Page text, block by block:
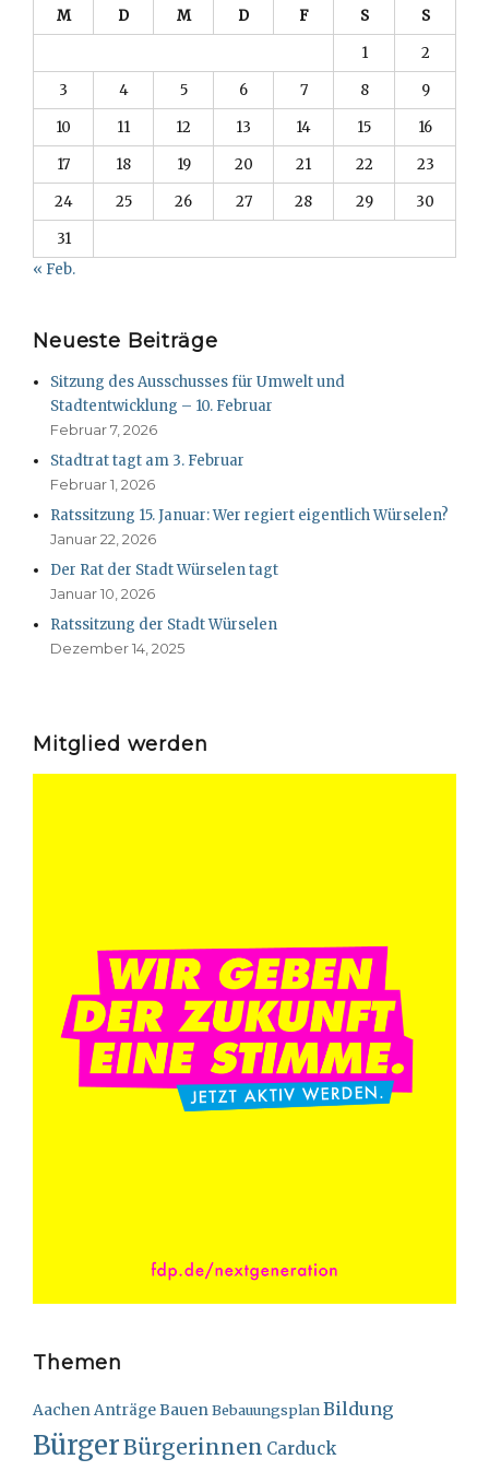
M D M D F S
S
1
2
3
4 5 6 7 8
9
10
11 12 13 14 15
16
17
18 19 20 21 22
23
24
25 26 27 28 29
30
31
« Feb.
Neueste Beiträge
Sitzung des Ausschusses für Umwelt und
Stadtentwicklung – 10. Februar
Februar 7, 2026
Stadtrat tagt am 3. Februar
Februar 1, 2026
Ratssitzung 15. Januar: Wer regiert eigentlich Würselen?
Januar 22, 2026
Der Rat der Stadt Würselen tagt
Januar 10, 2026
Ratssitzung der Stadt Würselen
Dezember 14, 2025
Mitglied werden
Themen
AachenAnträgeBauenBebauungsplanBildung
BürgerBürgerinnen Carduck